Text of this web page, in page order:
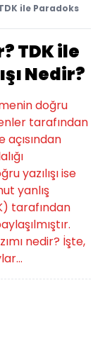
ile Paradoks
TDK ile
Nedir?
doğru
tarafından
açısından
yazılışı ise
yanlış
tarafından
nedir? İşte,